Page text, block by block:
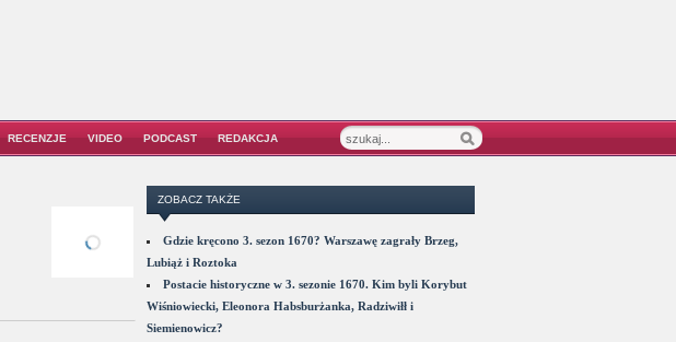
RECENZJE VIDEO PODCAST REDAKCJA
ZOBACZ TAKŻE
Gdzie kręcono 3. sezon 1670? Warszawę zagrały Brzeg,
Lubiąż i Roztoka
Postacie historyczne w 3. sezonie 1670. Kim byli Korybut
Wiśniowiecki, Eleonora Habsburżanka, Radziwiłł i
Siemienowicz?